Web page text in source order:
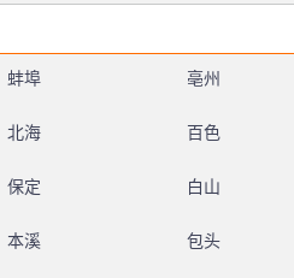
蚌埠 亳州
北海 百色
保定 白山
本溪 包头